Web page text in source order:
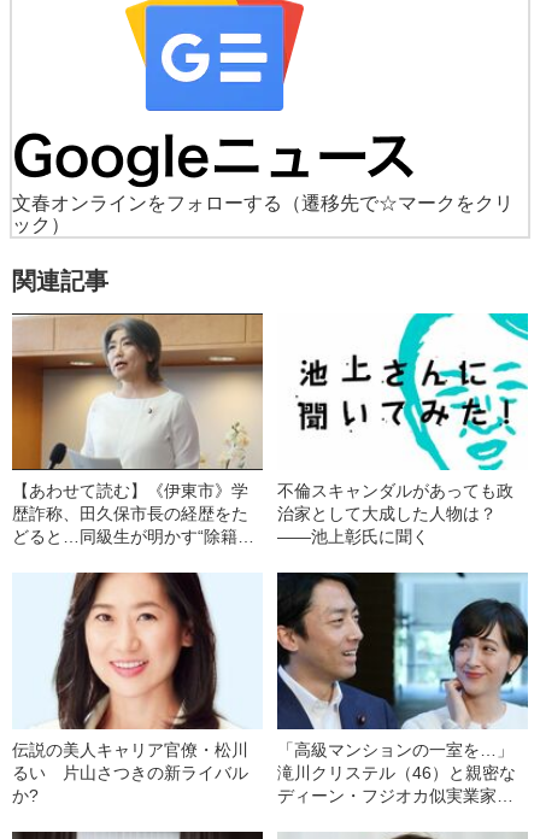
文春オンラインをフォローする
（遷移先で☆マークをクリ
ック）
関連記事
【あわせて読む】《伊東市》学
歴詐称、田久保市長の経歴をた
どると…同級生が明かす“除籍ま
彼氏と同棲していた」
不倫スキャンダルがあっても政
治家として大成した人物は？
――池上彰氏に聞く
伝説の美人キャリア官僚・松川
るい 片山さつきの新ライバル
か?
「高級マンションの一室を…」
滝川クリステル（46）と親密な
ディーン・フジオカ似実業家